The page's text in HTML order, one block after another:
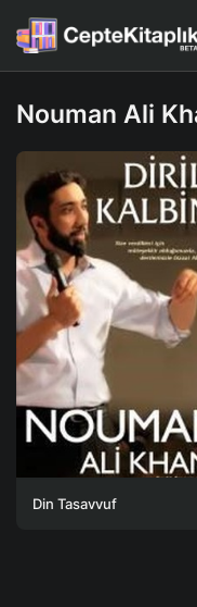
Nouman Ali
Din Tasavvuf